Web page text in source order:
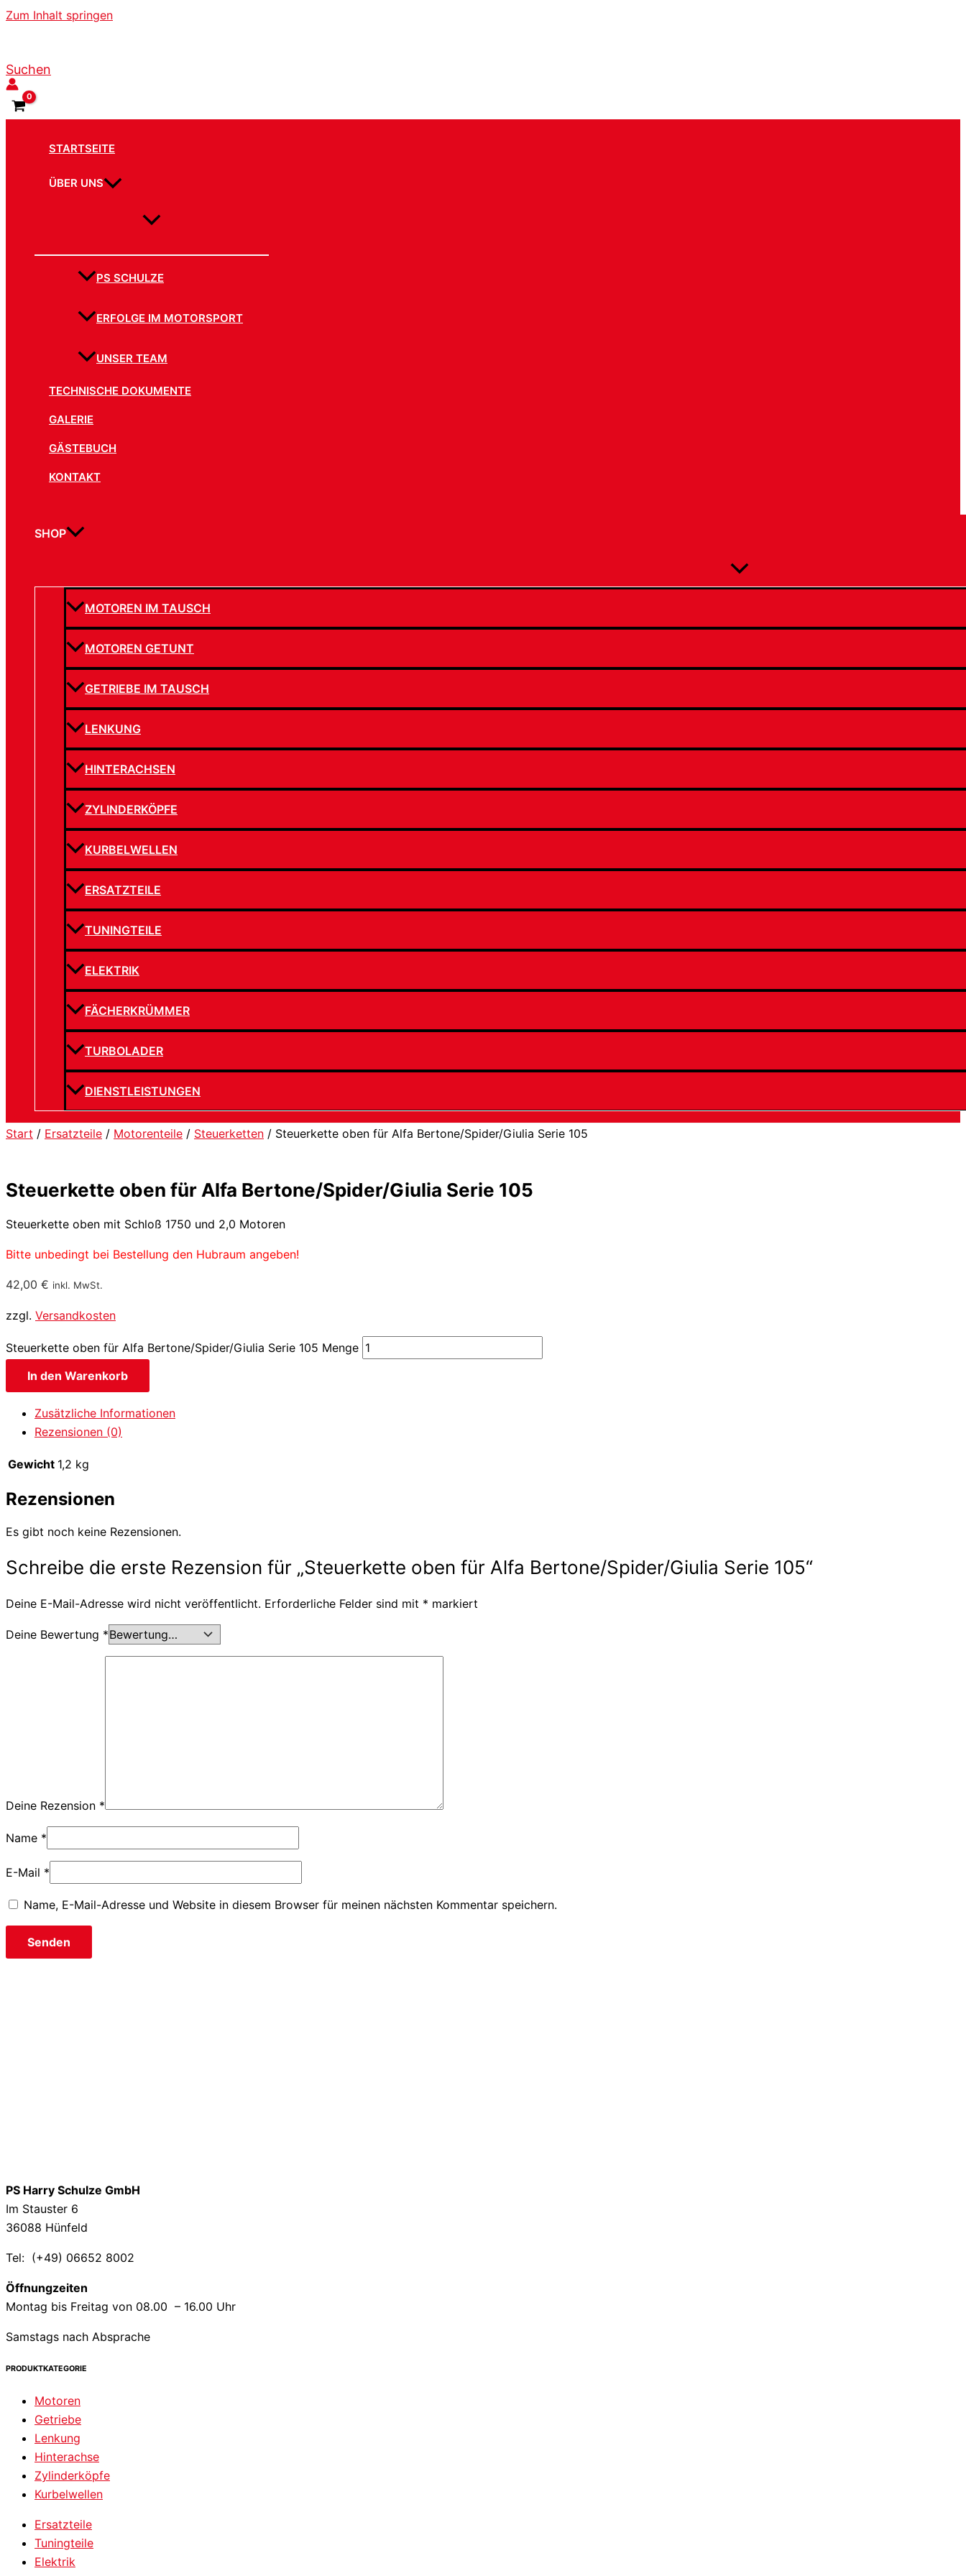
Zum Inhalt springen
Suchen
STARTSEITE
ÜBER UNS
PS SCHULZE
ERFOLGE IM MOTORSPORT
UNSER TEAM
TECHNISCHE DOKUMENTE
GALERIE
GÄSTEBUCH
KONTAKT
SHOP
MOTOREN IM TAUSCH
MOTOREN GETUNT
GETRIEBE IM TAUSCH
LENKUNG
HINTERACHSEN
ZYLINDERKÖPFE
KURBELWELLEN
ERSATZTEILE
TUNINGTEILE
ELEKTRIK
FÄCHERKRÜMMER
TURBOLADER
DIENSTLEISTUNGEN
Start / Ersatzteile / Motorenteile / Steuerketten / Steuerkette oben für Alfa Bertone/Spider/Giulia Serie 105
Steuerkette oben für Alfa Bertone/Spider/Giulia Serie 105
Steuerkette oben mit Schloß 1750 und 2,0 Motoren
Bitte unbedingt bei Bestellung den Hubraum angeben!
42,00 € inkl. MwSt.
zzgl. Versandkosten
Steuerkette oben für Alfa Bertone/Spider/Giulia Serie 105 Menge
In den Warenkorb
Zusätzliche Informationen
Rezensionen (0)
Gewicht 1,2 kg
Rezensionen
Es gibt noch keine Rezensionen.
Schreibe die erste Rezension für „Steuerkette oben für Alfa Bertone/Spider/Giulia Serie 105“
Deine E-Mail-Adresse wird nicht veröffentlicht. Erforderliche Felder sind mit * markiert
Deine Bewertung *
Deine Rezension *
Name *
E-Mail *
Name, E-Mail-Adresse und Website in diesem Browser für meinen nächsten Kommentar speichern.
PS Harry Schulze GmbH
Im Stauster 6
36088 Hünfeld
Tel: (+49) 06652 8002
Öffnungzeiten
Montag bis Freitag von 08.00 – 16.00 Uhr
Samstags nach Absprache
PRODUKTKATEGORIE
Motoren
Getriebe
Lenkung
Hinterachse
Zylinderköpfe
Kurbelwellen
Ersatzteile
Tuningteile
Elektrik